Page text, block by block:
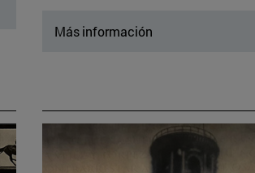
Más información